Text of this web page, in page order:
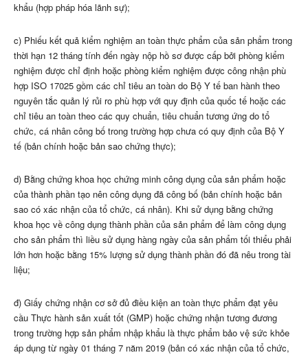
khẩu (hợp pháp hóa lãnh sự);
c) Phiếu kết quả kiểm nghiệm an toàn thực phẩm của sản phẩm trong
thời hạn 12 tháng tính đến ngày nộp hồ sơ được cấp bởi phòng kiểm
nghiệm được chỉ định hoặc phòng kiểm nghiệm được công nhận phù
hợp ISO 17025 gồm các chỉ tiêu an toàn do Bộ Y tế ban hành theo
nguyên tắc quản lý rủi ro phù hợp với quy định của quốc tế hoặc các
chỉ tiêu an toàn theo các quy chuẩn, tiêu chuẩn tương ứng do tổ
chức, cá nhân công bố trong trường hợp chưa có quy định của Bộ Y
tế (bản chính hoặc bản sao chứng thực);
d) Bằng chứng khoa học chứng minh công dụng của sản phẩm hoặc
của thành phần tạo nên công dụng đã công bố (bản chính hoặc bản
sao có xác nhận của tổ chức, cá nhân). Khi sử dụng bằng chứng
khoa học về công dụng thành phần của sản phẩm để làm công dụng
cho sản phẩm thì liều sử dụng hàng ngày của sản phẩm tối thiểu phải
lớn hơn hoặc bằng 15% lượng sử dụng thành phần đó đã nêu trong tài
liệu;
đ) Giấy chứng nhận cơ sở đủ điều kiện an toàn thực phẩm đạt yêu
cầu Thực hành sản xuất tốt (GMP) hoặc chứng nhận tương đương
trong trường hợp sản phẩm nhập khẩu là thực phẩm bảo vệ sức khỏe
áp dụng từ ngày 01 tháng 7 năm 2019 (bản có xác nhận của tổ chức,